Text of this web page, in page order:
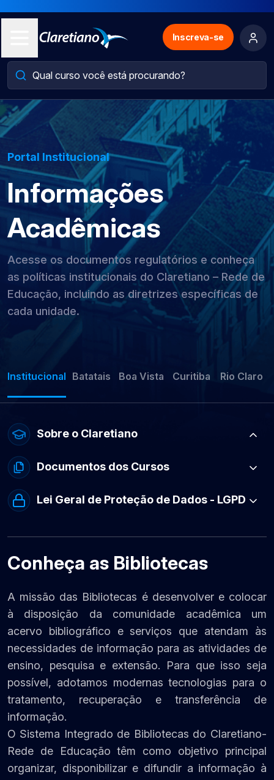
Inscreva-se
Portal Institucional
Informações
Acadêmicas
Acesse os documentos regulatórios e conheça
as políticas institucionais do Claretiano – Rede de
Educação, incluindo as diretrizes específicas de
cada unidade.
Institucional Batatais Boa Vista Curitiba Rio Claro
Sobre o Claretiano
Documentos dos Cursos
Lei Geral de Proteção de Dados - LGPD
Conheça as Bibliotecas
A missão das Bibliotecas é desenvolver e colocar
à disposição da comunidade acadêmica um
acervo bibliográfico e serviços que atendam às
necessidades de informação para as atividades de
ensino, pesquisa e extensão. Para que isso seja
possível, adotamos modernas tecnologias para o
tratamento, recuperação e transferência de
informação.
O Sistema Integrado de Bibliotecas do Claretiano-
Rede de Educação têm como objetivo principal
organizar, disponibilizar e difundir a informação à